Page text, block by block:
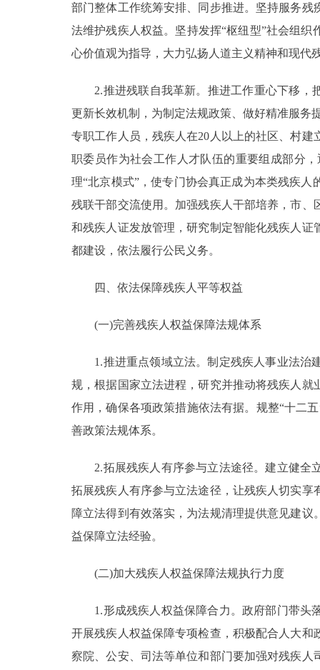
部门整体工作统筹安排、同步推进。坚持服务
法维护残疾人权益。坚持发挥“枢纽型”社会组
心价值观为指导，大力弘扬人道主义精神和现代
2.推进残联自我革新。推进工作重心下移，把
更新长效机制，为制定法规政策、做好精准服务
专职工作人员，残疾人在20人以上的社区、村
职委员作为社会工作人才队伍的重要组成部分
理“北京模式”，使专门协会真正成为本类残疾
残联干部交流使用。加强残疾人干部培养，市
和残疾人证发放管理，研究制定智能化残疾人
都建设，依法履行公民义务。
四、依法保障残疾人平等权益
(一)完善残疾人权益保障法规体系
1.推进重点领域立法。制定残疾人事业法治建
规，根据国家立法进程，研究并推动将残疾人
作用，确保各项政策措施依法有据。规整“十二
善政策法规体系。
2.拓展残疾人有序参与立法途径。建立健全立
拓展残疾人有序参与立法途径，让残疾人切实
障立法得到有效落实，为法规清理提供意见建
益保障立法经验。
(二)加大残疾人权益保障法规执行力度
1.形成残疾人权益保障合力。政府部门带头落
开展残疾人权益保障专项检查，积极配合人大
察院、公安、司法等单位和部门要加强对残疾